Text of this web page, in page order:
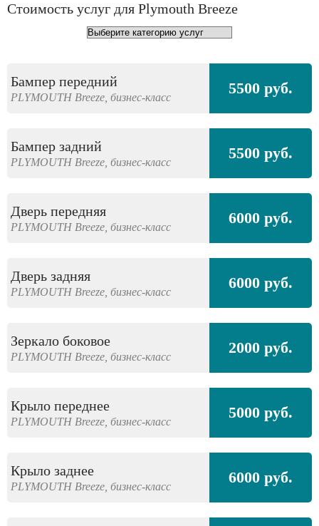
Стоимость услуг для Plymouth Breeze
Бампер передний
PLYMOUTH Breeze, бизнес-класс 5500 руб.
Бампер задний
PLYMOUTH Breeze, бизнес-класс 5500 руб.
Дверь передняя
PLYMOUTH Breeze, бизнес-класс 6000 руб.
Дверь задняя
PLYMOUTH Breeze, бизнес-класс 6000 руб.
Зеркало боковое
PLYMOUTH Breeze, бизнес-класс 2000 руб.
Крыло переднее
PLYMOUTH Breeze, бизнес-класс 5000 руб.
Крыло заднее
PLYMOUTH Breeze, бизнес-класс 6000 руб.